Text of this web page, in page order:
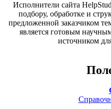
Исполнители сайта
подбору, обработке и
предложенной заказчиком
является готовым
источником